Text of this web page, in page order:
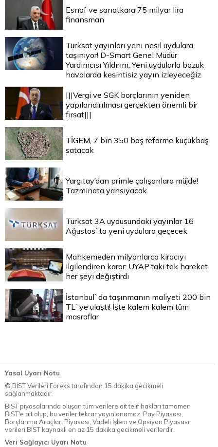
Esnaf ve sanatkara 75 milyar lira
finansman
Türksat yayınları yeni nesil uydulara
taşınıyor! D-Smart Genel Müdür
Yardımcısı Yıldırım: Yeni uydularla bozuk
havalarda kesintisiz yayın izleyeceğiz
|||Vergi ve SGK borçlarının yeniden
yapılandırılması gerçekten önemli bir
fırsat|||
TİGEM, 7 bin 350 baş reforme küçükbaş
satacak
Yargıtay’dan primle çalışanlara müjde!
Tazminata yansıyacak
Türksat 3A uydusundaki yayınlar 16
Ağustos`ta yeni uydulara geçecek
Mahkemeden milyonlarca kiracıyı
ilgilendiren karar: UYAP’taki tek hareket
her şeyi değiştirdi
İstanbul`da taşınmanın maliyeti 200 bin
TL`ye ulaştı! İşte kalem kalem tüm
masraflar
Yasal Uyarı Notu
© BİST Verileri Foreks tarafından 15 dakika gecikmeli
sağlanmaktadır.
BIST piyasalarında oluşan tüm verilere ait telif hakları tamamen
BIST'e ait olup, bu veriler tekrar yayınlanamaz. Pay Piyasası,
Borçlanma Araçları Piyasası, Vadeli İşlem ve Opsiyon Piyasası
verileri BIST kaynaklı en az 15 dakika gecikmeli verilerdir.
Veri Sağlayıcı Uyarı Notu